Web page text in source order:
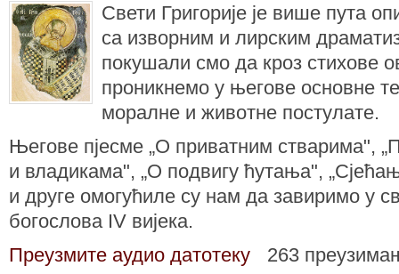
Свети Григорије је више пута
са изворним и лирским
покушали смо да кроз стихове
проникнемо у његове основне
моралне и животне постулате.
Његове пјесме „О приватним стварима",
и владикама", „О подвигу ћутања",
и друге омогућиле су нам да завиримо у
богослова IV вијека.
Преузмите аудио датотеку
263